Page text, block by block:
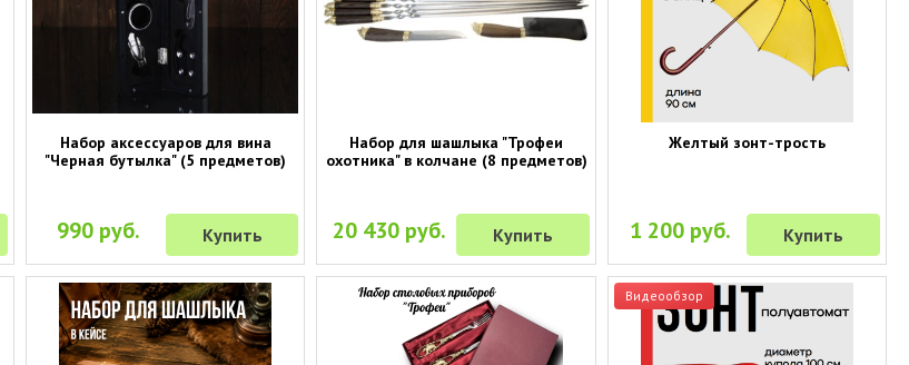
Набор аксессуаров для вина
"Черная бутылка" (5 предметов)
990 руб. Купить
Набор для шашлыка "Трофеи
охотника" в колчане (8 предметов)
20 430 руб. Купить
Желтый зонт-трость
1 200 руб. Купить
Видеообзор